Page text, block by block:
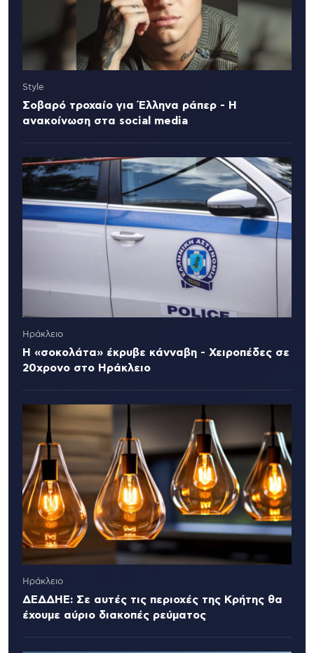
Style
Σοβαρό τροχαίο για Έλληνα ράπερ - Η
ανακοίνωση στα social media
Ηράκλειο
Η «σοκολάτα» έκρυβε κάνναβη - Χειροπέδες σε
20χρονο στο Ηράκλειο
Ηράκλειο
ΔΕΔΔΗΕ: Σε αυτές τις περιοχές της Κρήτης θα
έχουμε αύριο διακοπές ρεύματος